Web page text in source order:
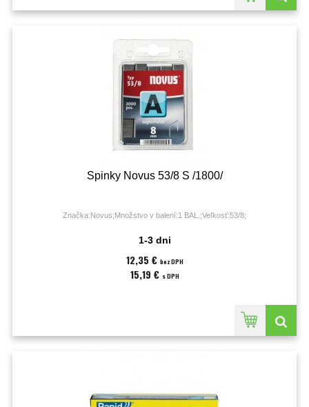
Spinky Novus 53/8 S /1800/
Značka:Novus;Množstvo v balení:1 BAL.;Veľkosť:53/8;
1-3 dni
12,35 € bez DPH
15,19 € s DPH